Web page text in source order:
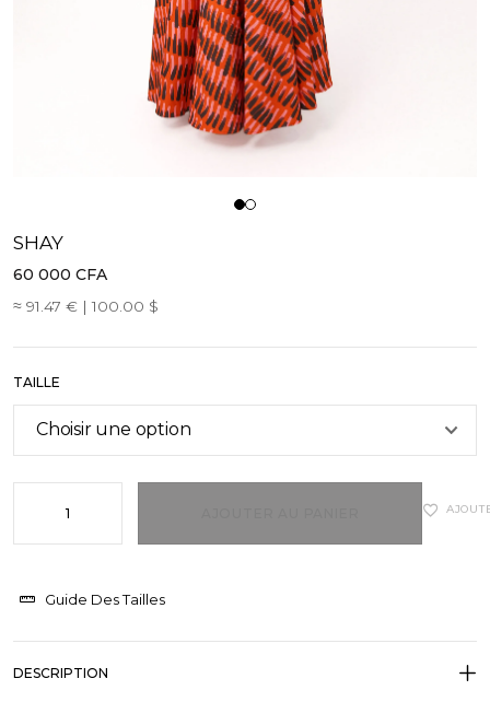
SHAY
60 000 CFA
≈ 91.47 € | 100.00 $
TAILLE
Guide Des Tailles
DESCRIPTION